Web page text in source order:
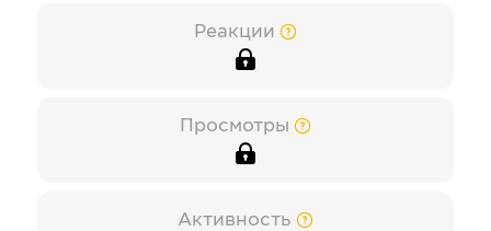
Реакции
Просмотры
Активность